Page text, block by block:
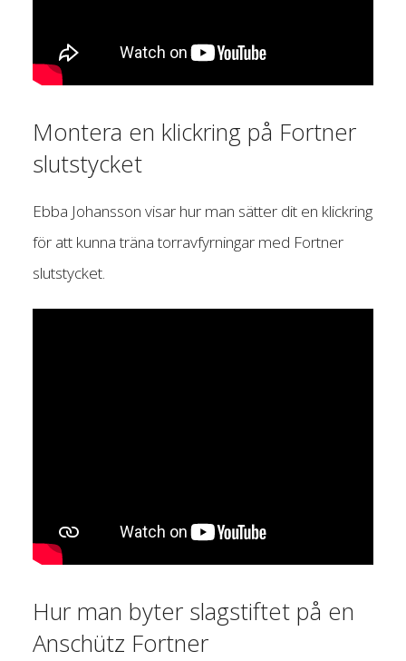
Montera en klickring på Fortner
slutstycket
Ebba Johansson visar hur man sätter dit en klickring
för att kunna träna torravfyrningar med Fortner
slutstycket.
Hur man byter slagstiftet på en
Anschütz Fortner